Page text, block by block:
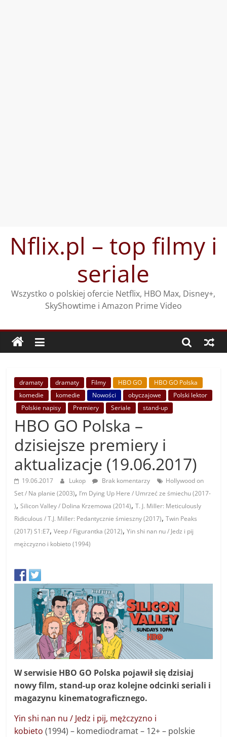
treściNflix.pl – top filmy i
seriale
Wszystko o polskiej ofercie Netflix, HBO Max, Disney+,
SkyShowtime i Amazon Prime Video
dramaty dramaty Filmy HBO GO
HBO GO Polska
komedie
komedie Nowości obyczajowe
Polski lektor
Polskie napisy
Premiery Seriale stand-up
HBO GO Polska –
dzisiejsze premiery i
aktualizacje (19.06.2017)
19.06.2017 Lukop Brak komentarzy
Hollywood on
Set / Na planie (2003), I’m Dying Up Here / Umrzeć ze śmiechu (2017-
),Silicon Valley / Dolina Krzemowa (2014),T. J. Miller: Meticulously
Ridiculous / T.J. Miller: Pedantycznie śmieszny (2017),Twin Peaks
(2017) S1:E7,Veep / Figurantka (2012),Yin shi nan nu / Jedz i pij
mężczyzno i kobieto (1994)
W serwisie HBO GO Polska pojawił się dzisiaj
nowy film, stand-up oraz kolejne odcinki seriali i
magazynu kinematograficznego.
Yin shi nan nu / Jedz i pij, mężczyzno i
kobieto (1994) – komediodramat – 12+ – polskie